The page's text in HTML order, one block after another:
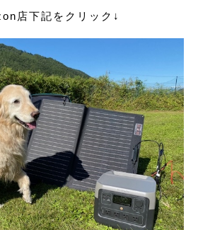
店下記をクリック↓